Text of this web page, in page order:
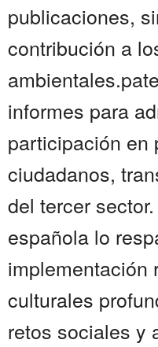
publicaciones,
contribución a
informes para
participación en
ciudadanos,
del tercer
española lo
implementación
culturales
retos sociales y